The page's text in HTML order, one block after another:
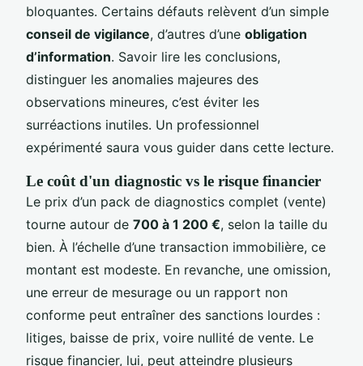
bloquantes. Certains défauts relèvent d’un simple
conseil de vigilance, d’autres d’une obligation
d’information. Savoir lire les conclusions,
distinguer les anomalies majeures des
observations mineures, c’est éviter les
surréactions inutiles. Un professionnel
expérimenté saura vous guider dans cette lecture.
Le coût d'un diagnostic vs le risque financier
Le prix d’un pack de diagnostics complet (vente)
tourne autour de 700 à 1 200 €, selon la taille du
bien. À l’échelle d’une transaction immobilière, ce
montant est modeste. En revanche, une omission,
une erreur de mesurage ou un rapport non
conforme peut entraîner des sanctions lourdes :
litiges, baisse de prix, voire nullité de vente. Le
risque financier, lui, peut atteindre plusieurs